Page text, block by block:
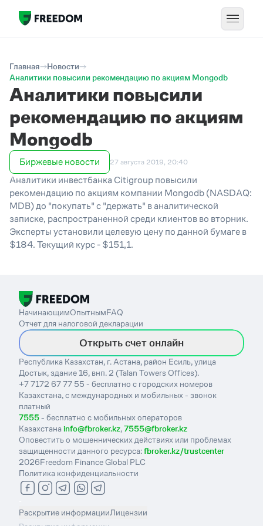
Главная
Новости
Аналитики повысили рекомендацию по акциям Mongodb
Аналитики повысили
рекомендацию по акциям
Mongodb
Биржевые новости 27 августа 2019, 20:40
Аналитики инвестбанка Citigroup повысили
рекомендацию по акциям компании Mongodb (NASDAQ:
MDB) до "покупать" с "держать" в аналитической
записке, распространенной среди клиентов во вторник.
Эксперты установили целевую цену по данной бумаге в
$184. Текущий курс - $151,1.
НачинающимОпытнымFAQ
Отчет для налоговой декларации
Открыть счет онлайн
Республика Казахстан, г. Астана, район Есиль, улица
Достык, здание 16, внп. 2 (Talan Towers Offices).
+7 7172 67 77 55 - бесплатно с городских номеров
Казахстана, с международных и мобильных - звонок
платный
7555- бесплатно с мобильных операторов
Казахстанаinfo@fbroker.kz,7555@fbroker.kz
Оповестить о мошеннических действиях или проблемах
защищенности данного ресурса:fbroker.kz/trustcenter
2026Freedom Finance Global PLC
Политика конфиденциальности
Раскрытие информацииЛицензии